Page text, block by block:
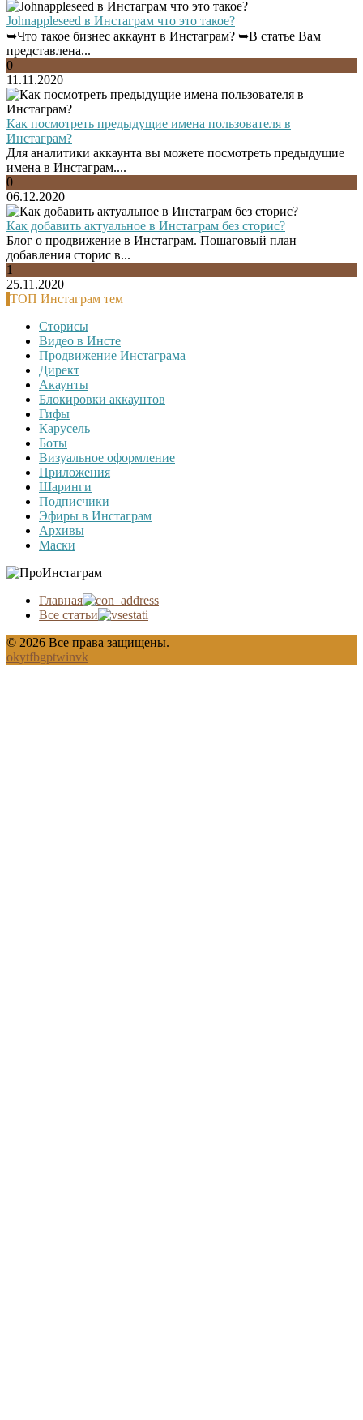
Johnappleseed в Инстаграм что это такое?
➥Что такое бизнес аккаунт в Инстаграм? ➥В статье Вам
представлена...
0
11.11.2020
Как посмотреть предыдущие имена пользователя в
Инстаграм?
Для аналитики аккаунта вы можете посмотреть предыдущие
имена в Инстаграм....
0
06.12.2020
Как добавить актуальное в Инстаграм без сторис?
Блог о продвижение в Инстаграм. Пошаговый план
добавления сторис в...
1
25.11.2020
ТОП Инстаграм тем
Сторисы
Видео в Инсте
Продвижение Инстаграма
Директ
Акаунты
Блокировки аккаунтов
Гифы
Карусель
Боты
Визуальное оформление
Приложения
Шаринги
Подписчики
Эфиры в Инстаграм
Архивы
Маски
Главная
Все статьи
© 2026 Все права защищены.
okytfbgptwinvk